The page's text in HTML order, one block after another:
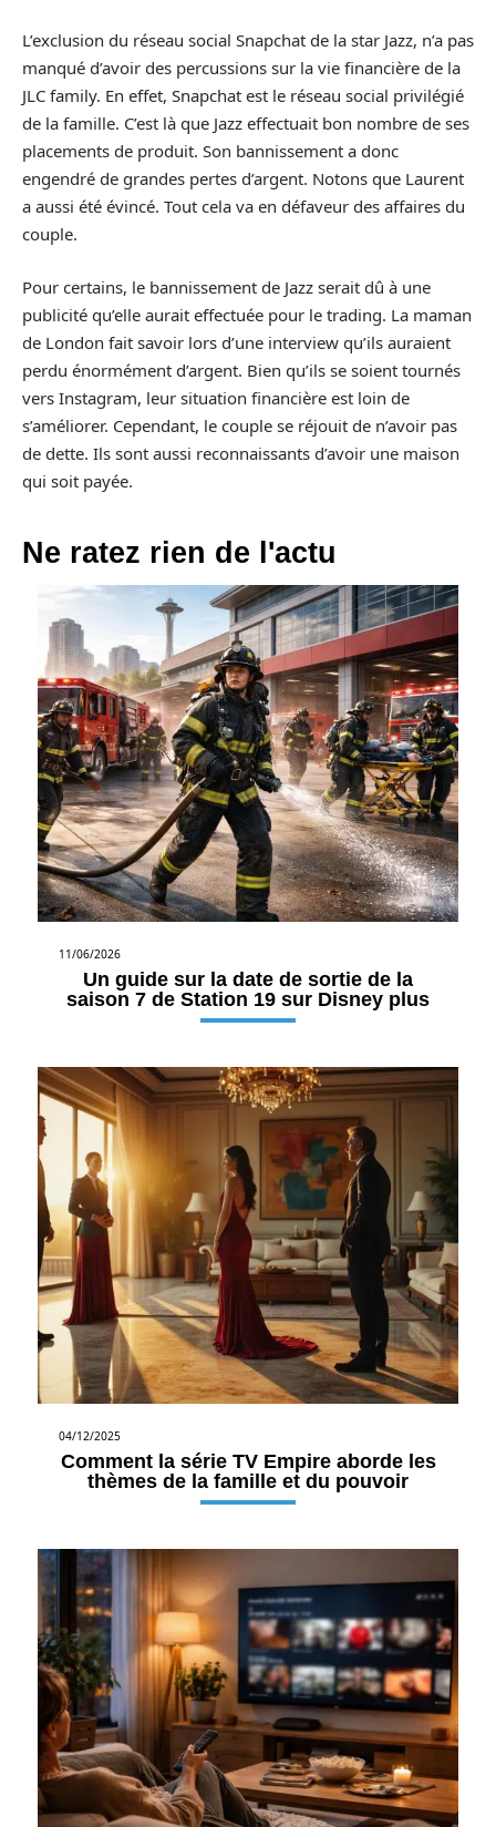
L’exclusion du réseau social Snapchat de la star Jazz, n’a pas
manqué d’avoir des percussions sur la vie financière de la
JLC family. En effet, Snapchat est le réseau social privilégié
de la famille. C’est là que Jazz effectuait bon nombre de ses
placements de produit. Son bannissement a donc
engendré de grandes pertes d’argent. Notons que Laurent
a aussi été évincé. Tout cela va en défaveur des affaires du
couple.
Pour certains, le bannissement de Jazz serait dû à une
publicité qu’elle aurait effectuée pour le trading. La maman
de London fait savoir lors d’une interview qu’ils auraient
perdu énormément d’argent. Bien qu’ils se soient tournés
vers Instagram, leur situation financière est loin de
s’améliorer. Cependant, le couple se réjouit de n’avoir pas
de dette. Ils sont aussi reconnaissants d’avoir une maison
qui soit payée.
Ne ratez rien de l'actu
11/06/2026
Un guide sur la date de sortie de la
saison 7 de Station 19 sur Disney plus
04/12/2025
Comment la série TV Empire aborde les
thèmes de la famille et du pouvoir